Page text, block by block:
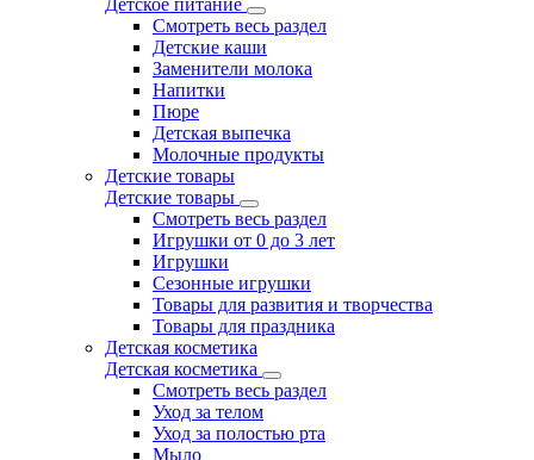
Детское питание
Смотреть весь раздел
Детские каши
Заменители молока
Напитки
Пюре
Детская выпечка
Молочные продукты
Детские товары
Детские товары
Смотреть весь раздел
Игрушки от 0 до 3 лет
Игрушки
Сезонные игрушки
Товары для развития и творчества
Товары для праздника
Детская косметика
Детская косметика
Смотреть весь раздел
Уход за телом
Уход за полостью рта
Мыло